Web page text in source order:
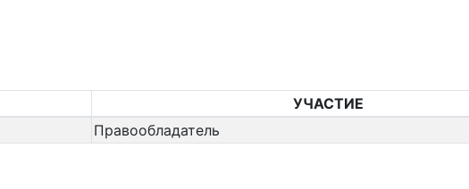
УЧАСТИЕ
Правообладатель